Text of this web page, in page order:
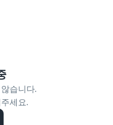
습니다.
세요.